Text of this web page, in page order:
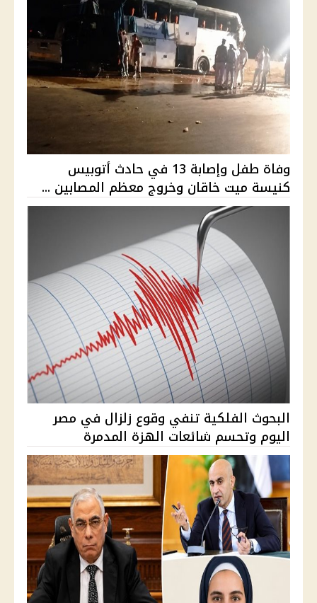
وفاة طفل وإصابة 13 في حادث أتوبيس
كنيسة ميت خاقان وخروج معظم المصابين ...
البحوث الفلكية تنفي وقوع زلزال في مصر
اليوم وتحسم شائعات الهزة المدمرة